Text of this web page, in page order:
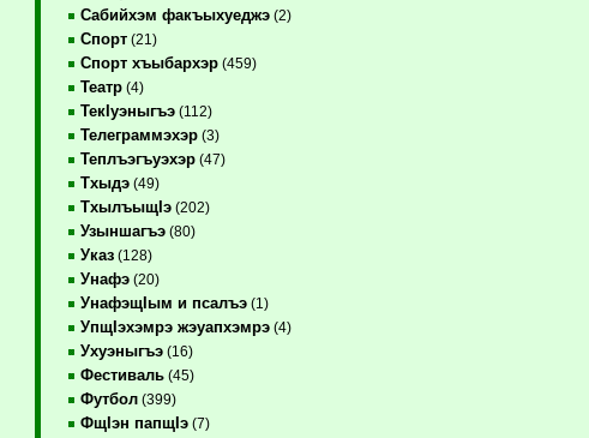
Сабийхэм факъыхуеджэ(2)
Спорт(21)
Спорт хъыбархэр(459)
Театр(4)
ТекIуэныгъэ(112)
Телеграммэхэр(3)
Теплъэгъуэхэр(47)
Тхыдэ(49)
ТхылъыщIэ(202)
Узыншагъэ(80)
Указ(128)
Унафэ(20)
УнафэщIым и псалъэ(1)
УпщIэхэмрэ жэуапхэмрэ(4)
Ухуэныгъэ(16)
Фестиваль(45)
Футбол(399)
ФщIэн папщIэ(7)